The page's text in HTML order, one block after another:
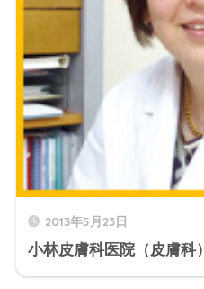
2013年5月23日
小林皮膚科医院（皮膚科）